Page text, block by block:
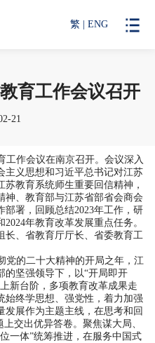
繁 ENG
育工作会议召开
21
工作会议在南京召开。会议深入
主义思想和习近平总书记对江苏
教育系统师生重要回信精神，
神、教育部与江苏省部省会商会
署，回顾总结2023年工作，研
年教育改革发展重点任务。
长、省教育厅厅长、省委教育工
党的二十大精神的开局之年，江
的坚强领导下，以“开局即开
新台阶，多项教育改革成果走
始终学思想、强党性，着力加强
发展作为主题主线，在思考和回
交出优异答卷。聚焦谋大局、
一体”统筹推进，在服务中国式